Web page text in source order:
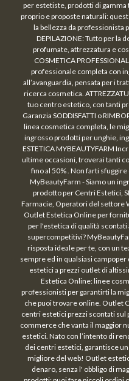
per estetiste, prodotti di gamma
proprio e proposte naturali:
la bellezza da professionista
DEPILAZIONE: Tutto per la
profumate, attrezzatura e
COSMETICA
professionale completa con
all’avanguardia, pensata per i
ricerca cosmetica.
tuo centro estetico, con tanti
Garanzia SODDISFATTI o
linea cosmetica completa, le
ingrosso prodotti per unghie,
ESTETICA MYBEAUTYFARM
ultime occasioni, troverai tanti
fino al 50% . Non farti
MyBeautyFarm - Siamo un
prodotto per Centri Estetici,
Farmacie, Operatori del settore
Outlet Estetica Online per
per l'estetica di qualità scontati
supercompetitivi?
risposta ideale per te, con un
sempre ed in qualsiasi
estetici a prezzi outlet di
Estetica Online: linee
professionisti per garantirti la
che puoi trovare online. Outlet
centri estetici prezzi scontati sul
commerce che vanta il maggior
estetici. Nato con l’intento di
dei centri estetici, garantisce
migliore del web! Outlet
denaro, senza l' obbligo di